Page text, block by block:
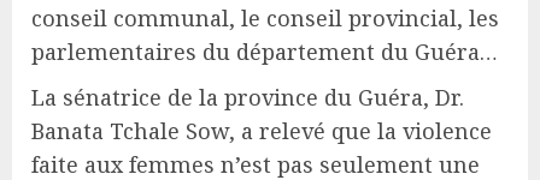
conseil communal, le conseil provincial, les
parlementaires du département du Guéra…
La sénatrice de la province du Guéra, Dr.
Banata Tchale Sow, a relevé que la violence
faite aux femmes n’est pas seulement une